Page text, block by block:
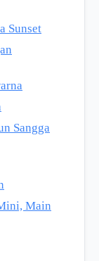
Sunset
Sangga
Main